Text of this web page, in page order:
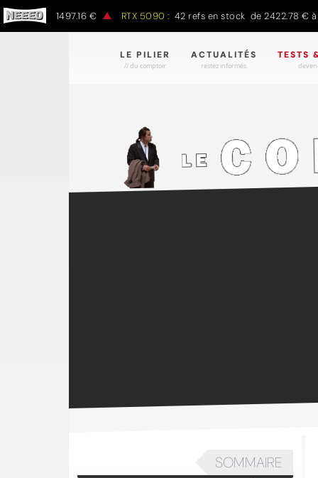
€ à 1497.16 € RTX 5090 : 42 refs en stock de 2422.78 € à
LE PILIER
// du comptoir
ACTUALITÉS
restez informés.
TESTS
SOMMAIRE